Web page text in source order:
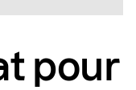
pour